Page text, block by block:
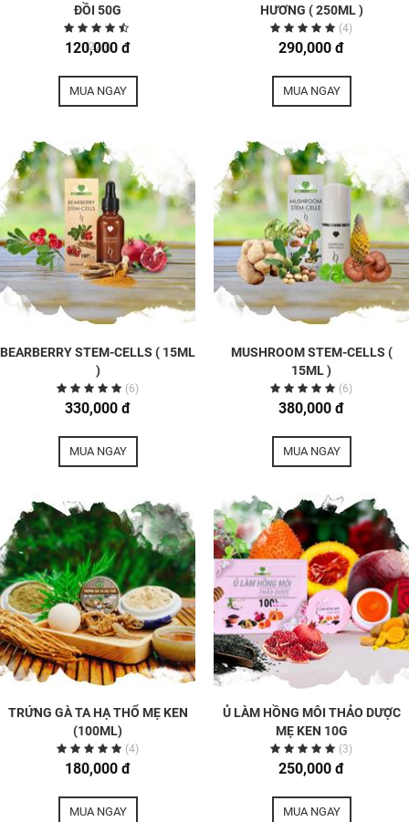
ĐỒI 50G
(225)
120,000 đ
MUA NGAY
HƯƠNG ( 250ML )
(4)
290,000 đ
MUA NGAY
BEARBERRY STEM-CELLS ( 15ML
)
(6)
330,000 đ
MUA NGAY
MUSHROOM STEM-CELLS (
15ML )
(6)
380,000 đ
MUA NGAY
TRỨNG GÀ TA HẠ THỔ MẸ KEN
(100ML)
(4)
180,000 đ
MUA NGAY
Ủ LÀM HỒNG MÔI THẢO DƯỢC
MẸ KEN 10G
(3)
250,000 đ
MUA NGAY